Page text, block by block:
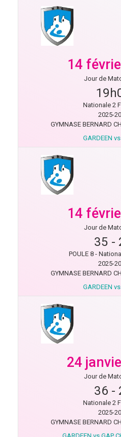
14
Jour de
Nationale 2
2025-
GYMNASE BERNARD
GARDEEN
14
Jour de
35 -
POULE 8 -
2025-
GYMNASE BERNARD
GARDEEN
24
Jour de
36 -
Nationale 2
2025-
GYMNASE BERNARD